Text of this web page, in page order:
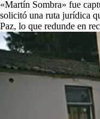
«Martín Sombra» fue
solicitó una ruta jurídica
Paz, lo que redunde en